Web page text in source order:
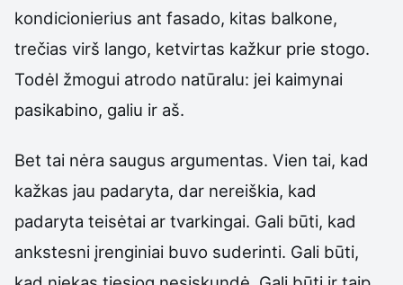
kondicionierius ant fasado, kitas balkone,
trečias virš lango, ketvirtas kažkur prie stogo.
Todėl žmogui atrodo natūralu: jei kaimynai
pasikabino, galiu ir aš.
Bet tai nėra saugus argumentas. Vien tai, kad
kažkas jau padaryta, dar nereiškia, kad
padaryta teisėtai ar tvarkingai. Gali būti, kad
ankstesni įrenginiai buvo suderinti. Gali būti,